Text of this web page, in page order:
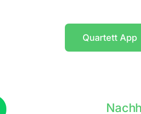
Quartett App